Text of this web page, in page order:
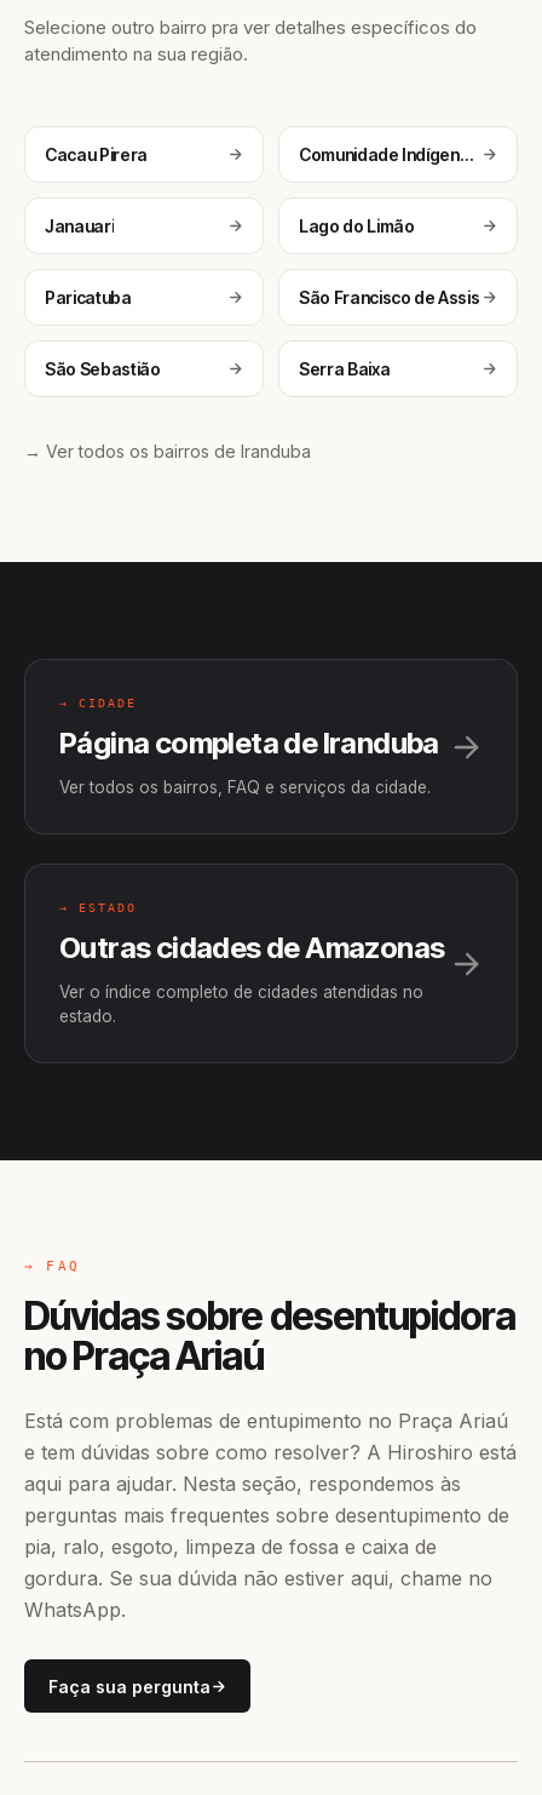
Selecione outro bairro pra ver detalhes específicos do
atendimento na sua região.
Cacau Pirera Comunidade Indígena Tukana e Tuyuka
Janauari Lago do Limão
Paricatuba São Francisco de Assis
São Sebastião Serra Baixa
→ Ver todos os bairros de Iranduba
→ CIDADE
Página completa de Iranduba
Ver todos os bairros, FAQ e serviços da cidade.
→ ESTADO
Outras cidades de Amazonas
Ver o índice completo de cidades atendidas no
estado.
→ FAQ
Dúvidas sobre desentupidora
no Praça Ariaú
Está com problemas de entupimento no Praça Ariaú
e tem dúvidas sobre como resolver? A Hiroshiro está
aqui para ajudar. Nesta seção, respondemos às
perguntas mais frequentes sobre desentupimento de
pia, ralo, esgoto, limpeza de fossa e caixa de
gordura. Se sua dúvida não estiver aqui, chame no
WhatsApp.
Faça sua pergunta